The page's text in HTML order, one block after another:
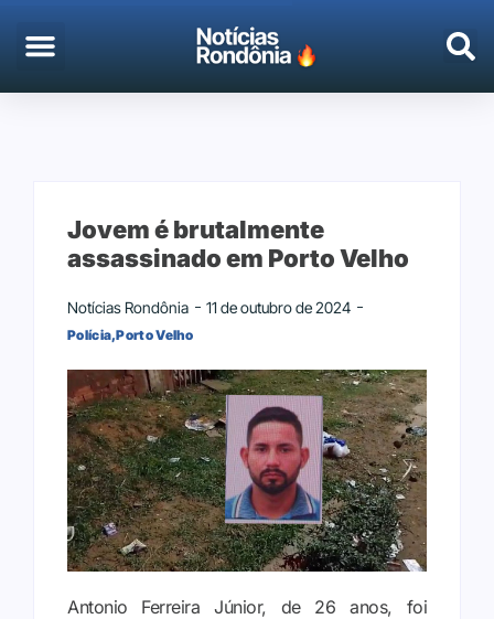
Jovem é brutalmente
assassinado em Porto Velho
Notícias Rondônia 11 de outubro de 2024
Polícia,Porto Velho
Antonio Ferreira Júnior, de 26 anos, foi